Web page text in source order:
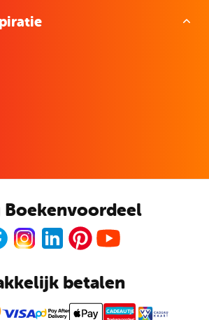
Boekenvoordeel
FacebookInstagramLinkedInPinterest
betalen
CADEAUTJE